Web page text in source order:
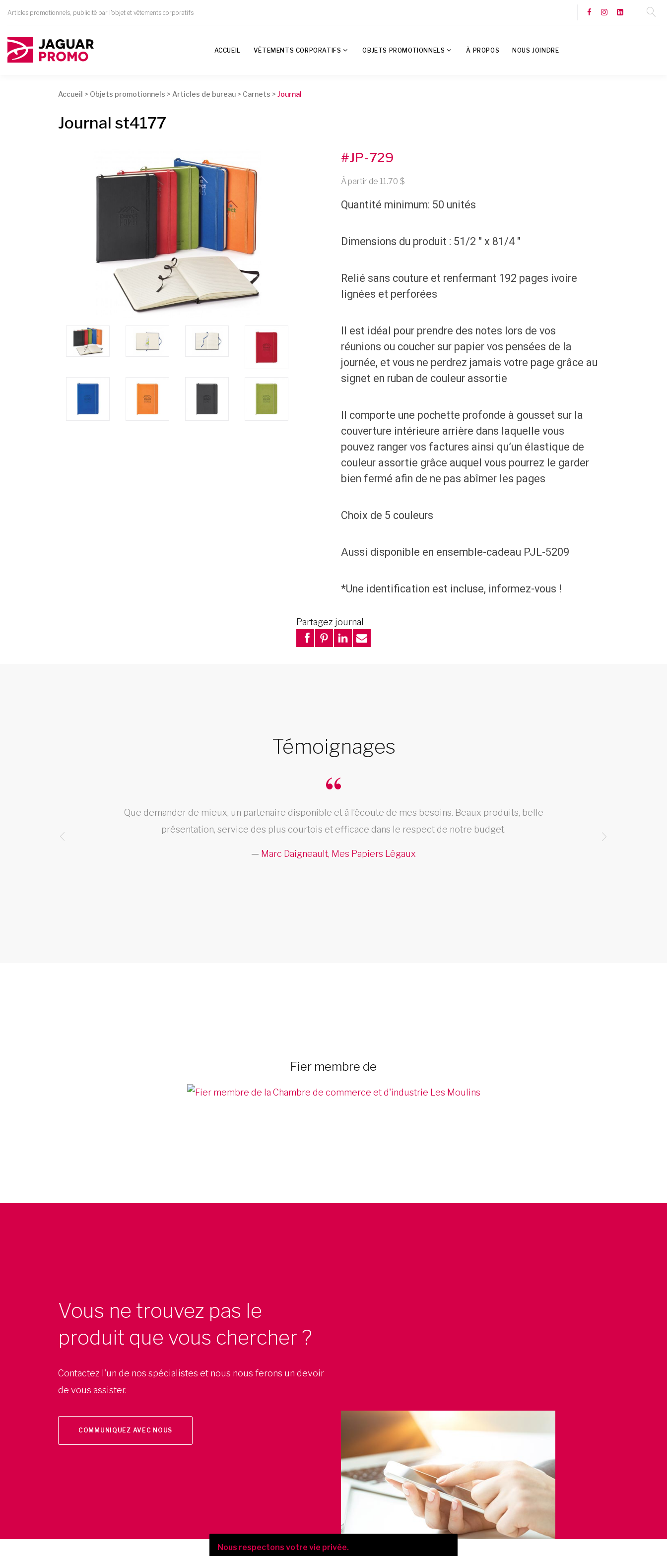
Articles promotionnels, publicité par l'objet et vêtements corporatifs
ACCUEIL VÊTEMENTS CORPORATIFS OBJETS PROMOTIONNELS À PROPOS NOUS JOINDRE
Accueil > Objets promotionnels > Articles de bureau > Carnets > Journal
Journal st4177
#JP-729
À partir de 11.70
Quantité minimum: 50 unités
Dimensions du produit : 51/2 " x 81/4 "
Relié sans couture et renfermant 192 pages ivoire
lignées et perforées
Il est idéal pour prendre des notes lors de vos
réunions ou coucher sur papier vos pensées de la
journée, et vous ne perdrez jamais votre page grâce au
signet en ruban de couleur assortie
Il comporte une pochette profonde à gousset sur la
couverture intérieure arrière dans laquelle vous
pouvez ranger vos factures ainsi qu’un élastique de
couleur assortie grâce auquel vous pourrez le garder
bien fermé afin de ne pas abîmer les pages
Choix de 5 couleurs
Aussi disponible en ensemble-cadeau PJL-5209
*Une identification est incluse, informez-vous !
Partagez journal
Témoignages
Que demander de mieux, un partenaire disponible et à l’écoute de mes besoins. Beaux produits, belle
présentation, service des plus courtois et efficace dans le respect de notre budget.
Marc Daigneault, Mes Papiers Légaux
Fier membre de
Vous ne trouvez pas le
produit que vous chercher ?
Contactez l'un de nos spécialistes et nous nous ferons un devoir
de vous assister.
COMMUNIQUEZ AVEC NOUS
Nous respectons votre vie privée.